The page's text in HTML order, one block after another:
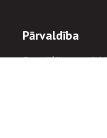
Pārvaldība
Stratēģija un mērķi